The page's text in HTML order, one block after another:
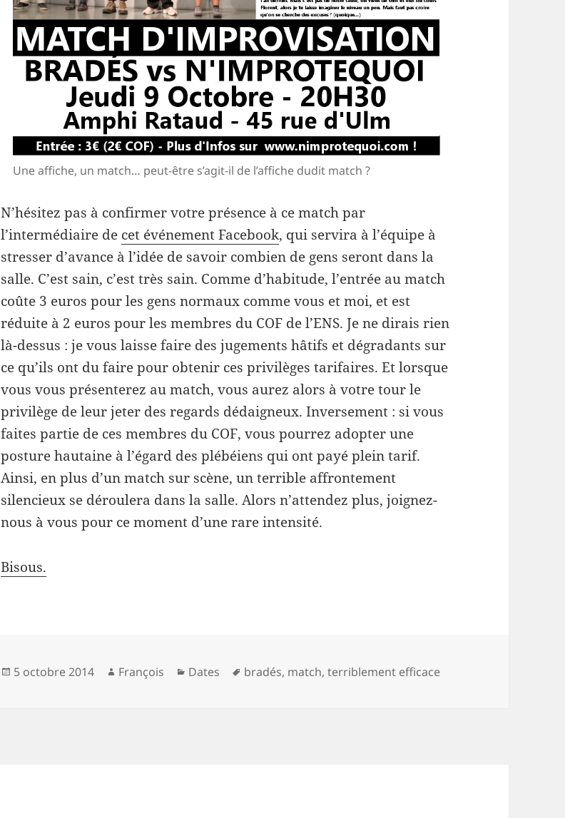
Une affiche, un match… peut-être s’agit-il de l’affiche dudit match ?
N’hésitez pas à confirmer votre présence à ce match par
l’intermédiaire de cet événement Facebook, qui servira à l’équipe à
stresser d’avance à l’idée de savoir combien de gens seront dans la
salle. C’est sain, c’est très sain. Comme d’habitude, l’entrée au match
coûte 3 euros pour les gens normaux comme vous et moi, et est
réduite à 2 euros pour les membres du COF de l’ENS. Je ne dirais rien
là-dessus : je vous laisse faire des jugements hâtifs et dégradants sur
ce qu’ils ont du faire pour obtenir ces privilèges tarifaires. Et lorsque
vous vous présenterez au match, vous aurez alors à votre tour le
privilège de leur jeter des regards dédaigneux. Inversement : si vous
faites partie de ces membres du COF, vous pourrez adopter une
posture hautaine à l’égard des plébéiens qui ont payé plein tarif.
Ainsi, en plus d’un match sur scène, un terrible affrontement
silencieux se déroulera dans la salle. Alors n’attendez plus, joignez-
nous à vous pour ce moment d’une rare intensité.
Bisous.
Publié
5 octobre 2014 Auteur
François Catégories
Dates
Mots-
bradés, match,terriblement efficace